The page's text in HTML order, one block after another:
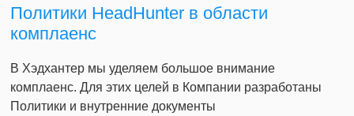
Политики HeadHunter в области
комплаенс
В Хэдхантер мы уделяем большое внимание
комплаенс. Для этих целей в Компании разработаны
Политики и внутренние документы